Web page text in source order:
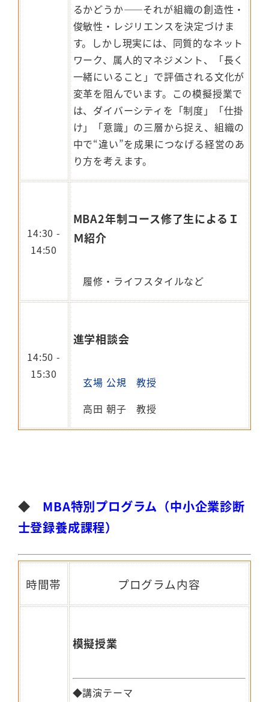
るかどうか――それが組織の創造性・
俊敏性・レジリエンスを決定づけま
す。しかし現実には、同質的なネット
ワーク、属人的マネジメント、「長く
一緒にいること」で評価される文化が
変革を阻んでいます。この模擬授業で
は、ダイバーシティを「制度」「仕掛
け」「意識」の三層から捉え、組織の
中で“違い”を成果につなげる経営のあ
り方を考えます。
14:30 -
14:50
MBA2年制コース修了生によるＩ
Ｍ紹介
履修・ライフスタイルなど
14:50 -
15:30
進学相談会
玄場 公規 教授
高田 朝子 教授
◆ MBA特別プログラム（中小企業診断
士登録養成課程）
時間帯 プログラム内容
模擬授業
◆講演テーマ